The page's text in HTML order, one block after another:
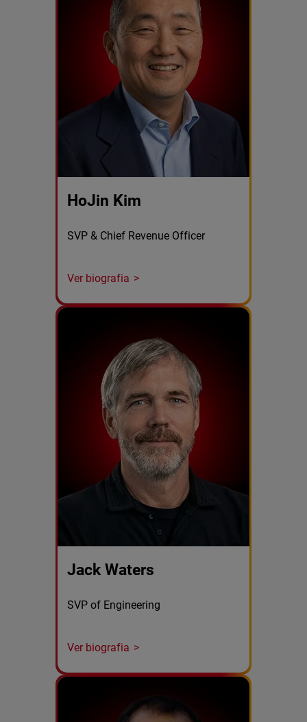
HoJin Kim
SVP & Chief Revenue Officer
Ver biografia
Jack Waters
SVP of Engineering
Ver biografia